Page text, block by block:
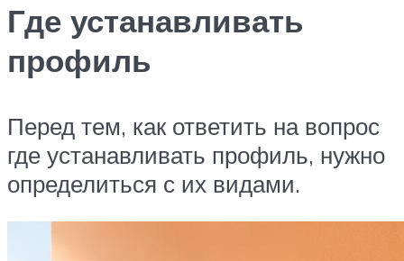
Где устанавливать
профиль
Перед тем, как ответить на вопрос
где устанавливать профиль, нужно
определиться с их видами.